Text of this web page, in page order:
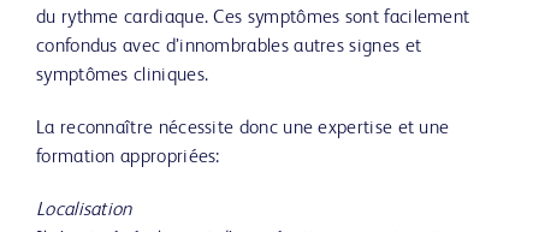
du rythme cardiaque. Ces symptômes sont facilement
confondus avec d’innombrables autres signes et
symptômes cliniques.
La reconnaître nécessite donc une expertise et une
formation appropriées:
Localisation